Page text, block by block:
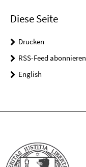
Diese Seite
Drucken
RSS-Feed abonnieren
English